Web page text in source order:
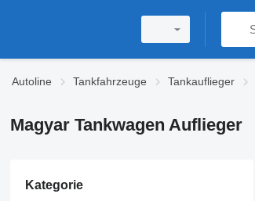
Autoline Tankfahrzeuge Tankauflieger
Magyar Tankwagen Auflieger
Kategorie